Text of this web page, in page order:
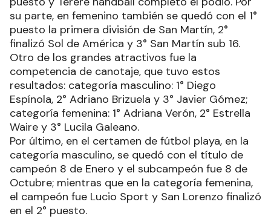
su parte, en femenino también se quedó con el 1°
puesto la primera división de San Martín, 2°
finalizó Sol de América y 3° San Martín sub 16.
Otro de los grandes atractivos fue la
competencia de canotaje, que tuvo estos
resultados: categoría masculino: 1° Diego
Espínola, 2° Adriano Brizuela y 3° Javier Gómez;
categoría femenina: 1° Adriana Verón, 2° Estrella
Waire y 3° Lucila Galeano.
Por último, en el certamen de fútbol playa, en la
categoría masculino, se quedó con el título de
campeón 8 de Enero y el subcampeón fue 8 de
Octubre; mientras que en la categoría femenina,
el campeón fue Lucio Sport y San Lorenzo finalizó
en el 2° puesto.